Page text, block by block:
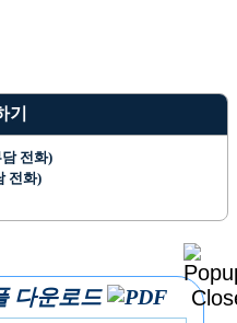
기
담 전화)
전화)
다운로드